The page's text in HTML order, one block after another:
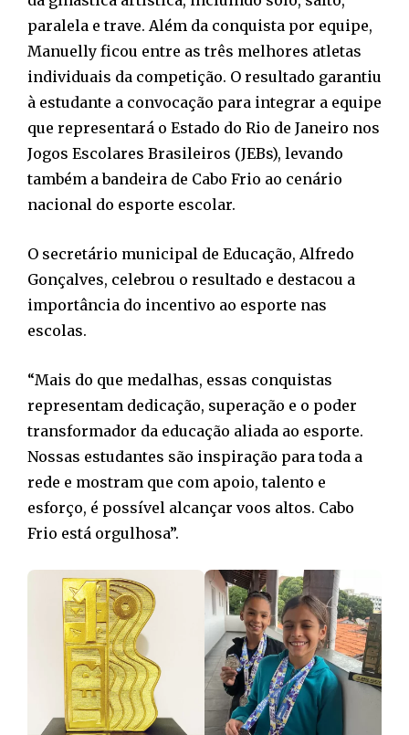
paralela e trave. Além da conquista por equipe,
Manuelly ficou entre as três melhores atletas
individuais da competição. O resultado garantiu
à estudante a convocação para integrar a equipe
que representará o Estado do Rio de Janeiro nos
Jogos Escolares Brasileiros (JEBs), levando
também a bandeira de Cabo Frio ao cenário
nacional do esporte escolar.
O secretário municipal de Educação, Alfredo
Gonçalves, celebrou o resultado e destacou a
importância do incentivo ao esporte nas
escolas.
“Mais do que medalhas, essas conquistas
representam dedicação, superação e o poder
transformador da educação aliada ao esporte.
Nossas estudantes são inspiração para toda a
rede e mostram que com apoio, talento e
esforço, é possível alcançar voos altos. Cabo
Frio está orgulhosa”.